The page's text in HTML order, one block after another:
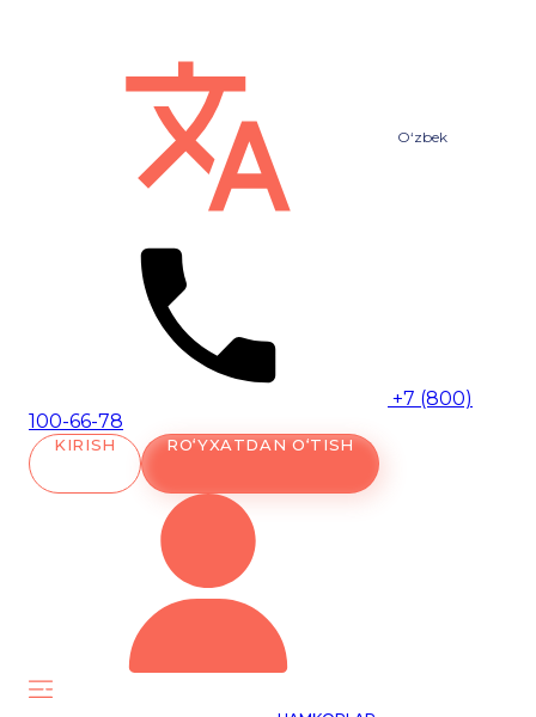
O‘zbek
+7 (800)
100-66-78
KIRISH RO‘YXATDAN O‘TISH